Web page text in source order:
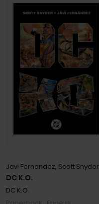
DC K.O.
Javi Fernandez, Scott Snyder
DC K.O.